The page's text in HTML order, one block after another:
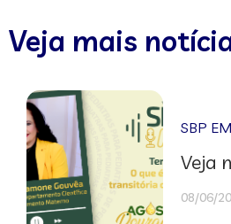
Veja mais
SBP
Veja
08/06/